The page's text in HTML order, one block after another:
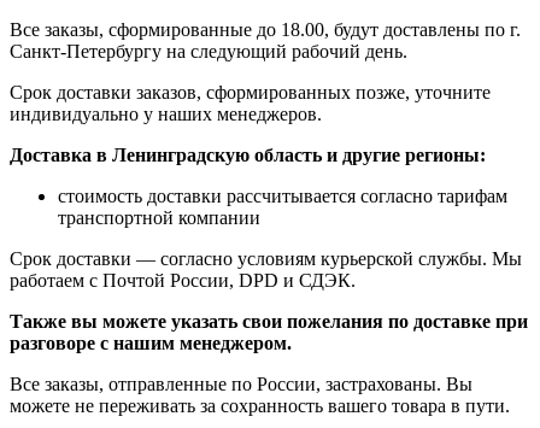
Все заказы, сформированные до 18.00, будут доставлены по г.
Санкт-Петербургу на следующий рабочий день.
Срок доставки заказов, сформированных позже, уточните
индивидуально у наших менеджеров.
Доставка в Ленинградскую область и другие регионы:
стоимость доставки рассчитывается согласно тарифам
транспортной компании
Срок доставки — согласно условиям курьерской службы. Мы
работаем с Почтой России, DPD и СДЭК.
Также вы можете указать свои пожелания по доставке при
разговоре с нашим менеджером.
Все заказы, отправленные по России, застрахованы. Вы
можете не переживать за сохранность вашего товара в пути.